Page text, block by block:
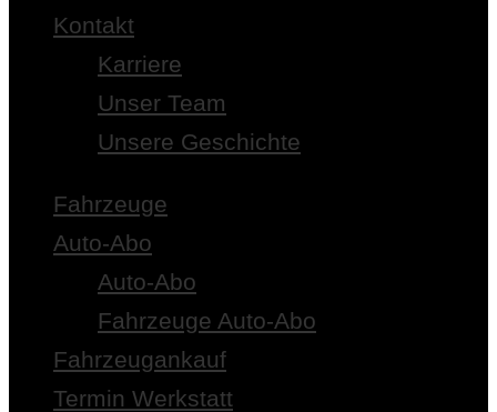
Kontakt
Karriere
Unser Team
Unsere Geschichte
Fahrzeuge
Auto-Abo
Auto-Abo
Fahrzeuge Auto-Abo
Fahrzeugankauf
Termin Werkstatt